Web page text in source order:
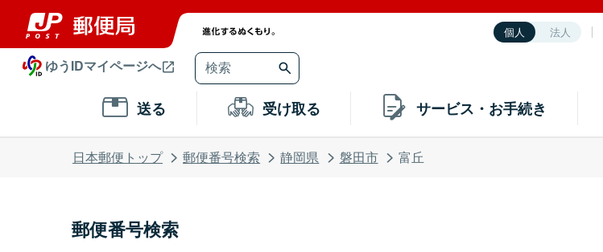
個人 法人
ゆうIDマイページへ
送る 受け取る サービス・お手続き
日本郵便トップ 郵便番号検索 静岡県 磐田市 富丘
郵便番号検索